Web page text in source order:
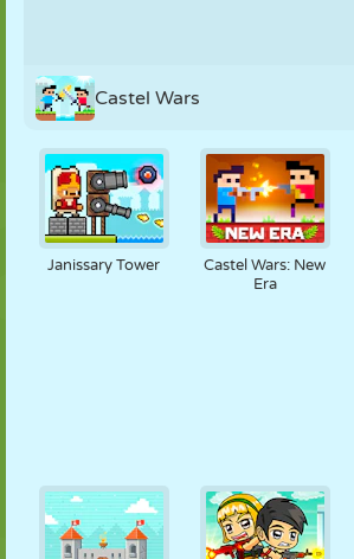
Castel Wars
Janissary Tower
Castel Wars: New
Era